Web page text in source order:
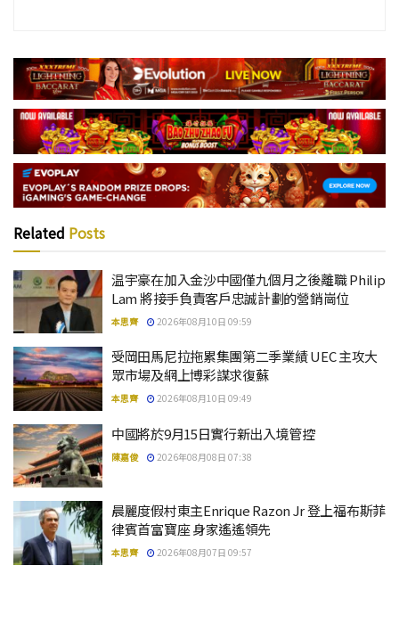
Related Posts
温宇豪在加入金沙中國僅九個月之後離職 Philip
Lam 將接手負責客戶忠誠計劃的營銷崗位
本思齊 2026年08月10日 09:59
受岡田馬尼拉拖累集團第二季業績 UEC 主攻大
眾市場及網上博彩謀求復蘇
本思齊 2026年08月10日 09:49
中國將於9月15日實行新出入境管控
陳嘉俊 2026年08月08日 07:38
晨麗度假村東主Enrique Razon Jr 登上福布斯菲
律賓首富寶座 身家遙遙領先
本思齊 2026年08月07日 09:57